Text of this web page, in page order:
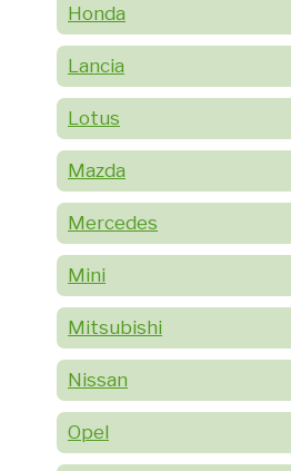
Honda
Lancia
Lotus
Mazda
Mercedes
Mini
Mitsubishi
Nissan
Opel